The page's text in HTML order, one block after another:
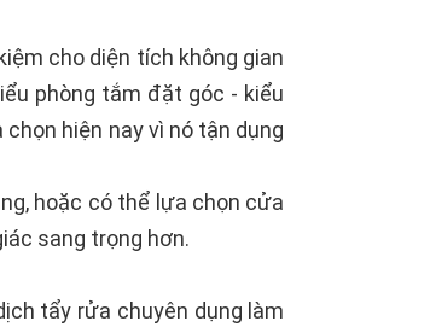
cho diện tích không gian
phòng tắm đặt góc - kiểu
hiện nay vì nó tận dụng
hoặc có thể lựa chọn cửa
sang trọng hơn.
tẩy rửa chuyên dụng làm